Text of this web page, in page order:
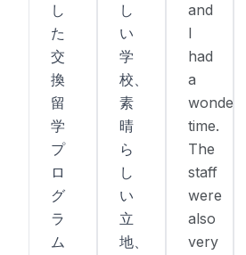
し
た
交
換
留
学
プ
ロ
グ
ラ
ム
し
い
学
校、
素
晴
ら
し
い
立
地、
and
I
had
a
time.
The
staff
were
also
very